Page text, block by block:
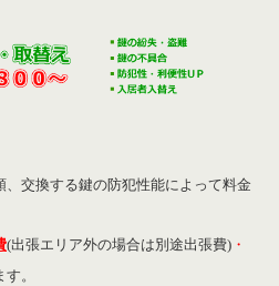
交換する鍵の防犯性能によって料金
(出張エリア外の場合は別途出張費) ・
。